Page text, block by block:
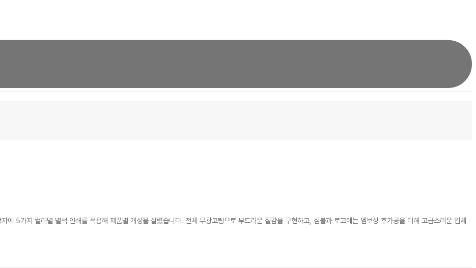
5가지 컬러별 별색 인쇄를 적용해 제품별 개성을 살렸습니다. 전체 무광코팅으로 부드러운 질감을 구현하고, 심볼과 로고에는 엠보싱 후가공을 더해 고급스러운 입체